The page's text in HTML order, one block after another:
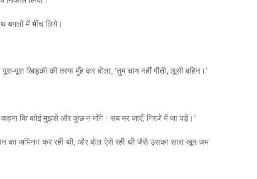
बगलों में भींच लिये।
पूरा खिड़की की तरफ मुँह कर बोला, ‘तुम चाय नहीं पीती, लूसी बहिन।’
कि कोई मुझसे और कुछ न माँगे। सब मर जाएँ, गिरजे में जा पड़ें।’
का अभिनय कर रही थी, और बोल ऐसे रही थी जैसे उसका सारा खून जम